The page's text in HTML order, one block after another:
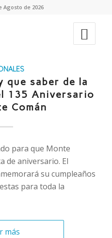
Agosto de 2026
que saber de la
135 Aniversario
Comán
para que Monte
de aniversario. El
su cumpleaños
para toda la
más